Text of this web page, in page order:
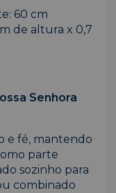
60 cm
de altura x 0,7
Senhora
e fé, mantendo
parte
sozinho para
combinado